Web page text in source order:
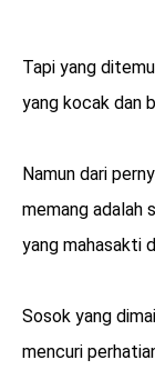
Tapi yang
yang kocak dan
Namun dari
memang adalah
yang mahasakti
Sosok yang
mencuri